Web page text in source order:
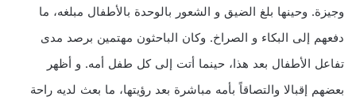
وجيزة. وحينها بلغ الضيق و الشعور بالوحدة بالأطفال مبلغه، ما
دفعهم إلى البكاء و الصراخ. وكان الباحثون مهتمين برصد مدى
تفاعل الأطفال بعد هذا، حينما أتت إلى كل طفل أمه. و أظهر
بعضهم إقبالا والتصاقاً بأمه مباشرة بعد رؤيتها، ما بعث لديه راحة